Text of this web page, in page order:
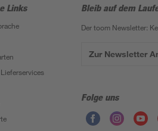
Links Bleib auf dem
Der toom Newsletter:
Zur Newsletter
Folge uns